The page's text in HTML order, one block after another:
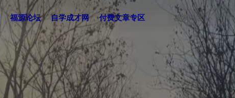
福源论坛 自学成才网 付费文章专区